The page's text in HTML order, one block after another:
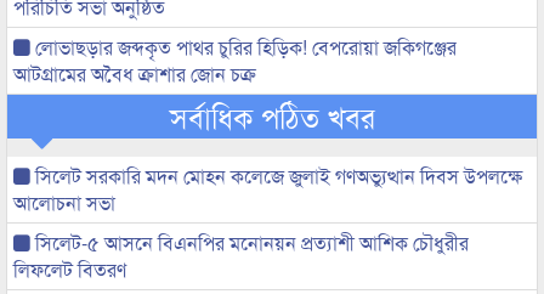
পরিচিতি সভা অনুষ্ঠিত
লোভাছড়ার জব্দকৃত পাথর চুরির হিড়িক! বেপরোয়া জকিগঞ্জের
আটগ্রামের অবৈধ ক্রাশার জোন চক্র
সর্বাধিক পঠিত খবর
সিলেট সরকারি মদন মোহন কলেজে জুলাই গণঅভ্যুত্থান দিবস উপলক্ষে
আলোচনা সভা
সিলেট-৫ আসনে বিএনপির মনোনয়ন প্রত্যাশী আশিক চৌধুরীর
লিফলেট বিতরণ